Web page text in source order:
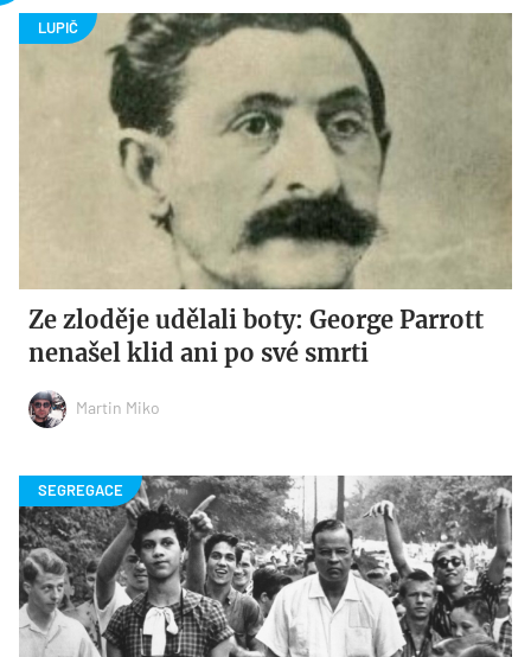
Ze zloděje udělali boty: George Parrott
nenašel klid ani po své smrti
Martin Miko